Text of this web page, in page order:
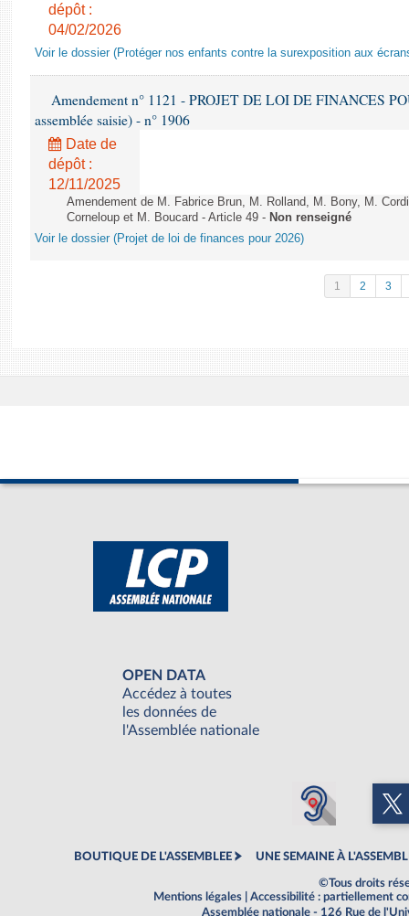
dépôt :
04/02/2026
Voir le dossier (Protéger nos enfants contre la surexposition aux
Amendement n° 1121 - PROJET DE LOI DE FINANCES
assemblée saisie) - n° 1906
Date de
dépôt :
12/11/2025
Amendement de M. Fabrice Brun, M. Rolland, M. Bony, M.
Corneloup et M. Boucard - Article 49 - Non renseigné
Voir le dossier (Projet de loi de finances pour 2026)
1 2 3
OPEN DATA
Accédez à toutes
les données de
l'Assemblée nationale
BOUTIQUE DE L'ASSEMBLEE UNE SEMAINE À
©Tous droits
Mentions légales
Accessibilité : partiellement
Assemblée nationale - 126 Rue de